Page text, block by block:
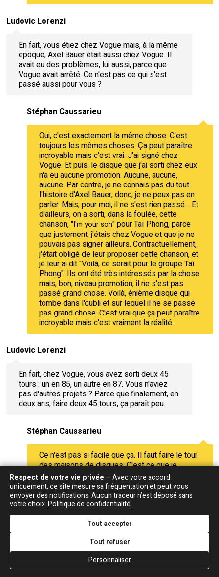
Ludovic Lorenzi
En fait, vous étiez chez Vogue mais, à la même
époque, Axel Bauer était aussi chez Vogue. Il
avait eu des problèmes, lui aussi, parce que
Vogue avait arrêté. Ce n'est pas ce qui s'est
passé aussi pour vous ?
Stéphan Caussarieu
Oui, c'est exactement la même chose. C'est
toujours les mêmes choses. Ça peut paraître
incroyable mais c'est vrai. J'ai signé chez
Vogue. Et puis, le disque que j'ai sorti chez eux
n'a eu aucune promotion. Aucune, aucune,
aucune. Par contre, je ne connais pas du tout
l'histoire d'Axel Bauer, donc, je ne peux pas en
parler. Mais, pour moi, il ne s'est rien passé… Et
d'ailleurs, on a sorti, dans la foulée, cette
chanson, "I'm your son" pour Taï Phong, parce
que justement, j'étais chez Vogue et que je ne
pouvais pas signer ailleurs. Contractuellement,
j'était obligé de leur proposer cette chanson, et
je leur ai dit "Voilà, ce serait pour le groupe Taï
Phong". Ils ont été très intéressés par la chose
mais, bon, niveau promotion, il ne s'est pas
passé grand chose. Voilà, énième disque qui
tombe dans l'oubli et sur lequel il ne se passe
pas grand chose. C'est vrai que ça peut paraître
incroyable mais c'est vraiment la réalité.
Ludovic Lorenzi
En fait, chez Vogue, vous avez sorti deux 45
tours : un en 85, un autre en 87. Vous n'aviez
pas d'autres projets ? Parce que finalement, en
deux ans, faire deux 45 tours, ça paraît peu.
Stéphan Caussarieu
Ce n'est pas si facile que ça. Il faut faire le tour
des maisons de disques. C'est ce que je
faisais avec mes chansons sous le bras. On ne
se rend pas compte mais les choses prennent
énormément de temps. Pour arriver, de temps
en temps, à signer un contrat dans une maison
de disques, il peut se passer huit mois, dix
mois, un an. Les gens qui écoutent une chanson
vrai que ça paraît pas mal. Oui, oui, je vais
réécouter". Ou alors "En ce moment, on est en
train de travailler avec tel artiste donc, on va
s'en occuper après…". Ça, je l'ai entendu des
Respect de votre vie privée — Avec votre accord
uniquement, ce site mesure sa fréquentation et peut vous
envoyer des notifications. Aucun traceur n’est déposé sans
votre choix.Politique de confidentialité
Tout accepter
Tout refuser
Personnaliser